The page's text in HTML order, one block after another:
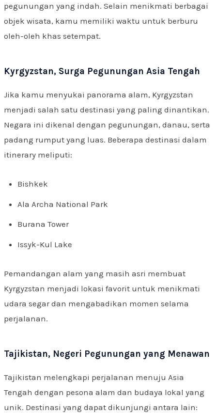
pegunungan yang indah. Selain menikmati berbagai
objek wisata, kamu memiliki waktu untuk berburu
oleh-oleh khas setempat.
Kyrgyzstan, Surga Pegunungan Asia Tengah
Jika kamu menyukai panorama alam, Kyrgyzstan
menjadi salah satu destinasi yang paling dinantikan.
Negara ini dikenal dengan pegunungan, danau, serta
padang rumput yang luas. Beberapa destinasi dalam
itinerary meliputi:
Bishkek
Ala Archa National Park
Burana Tower
Issyk-Kul Lake
Pemandangan alam yang masih asri membuat
Kyrgyzstan menjadi lokasi favorit untuk menikmati
udara segar dan mengabadikan momen selama
perjalanan.
Tajikistan, Negeri Pegunungan yang Menawan
Tajikistan melengkapi perjalanan menuju Asia
Tengah dengan pesona alam dan budaya lokal yang
unik. Destinasi yang dapat dikunjungi antara lain: